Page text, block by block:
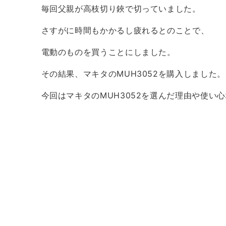
毎回父親が高枝切り鋏で切っていました。
さすがに時間もかかるし疲れるとのことで、
電動のものを買うことにしました。
その結果、マキタのMUH3052を購入しました。
今回はマキタのMUH3052を選んだ理由や使い心